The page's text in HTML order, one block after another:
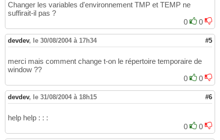
Changer les variables d'environnement TMP et TEMP ne
suffirait-il pas ?
0
0
devdev, le 30/08/2004 à 17h34 #5
merci mais comment change t-on le répertoire temporaire de
window ??
0
0
devdev, le 31/08/2004 à 18h15 #6
help help : : :
0
0